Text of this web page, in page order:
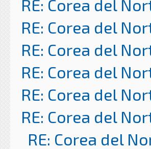
RE: Corea del
RE: Corea del
RE: Corea del
RE: Corea del
RE: Corea del
RE: Corea del
RE: Corea del